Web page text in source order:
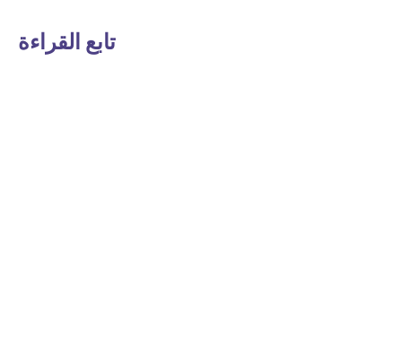
تابع القراءة